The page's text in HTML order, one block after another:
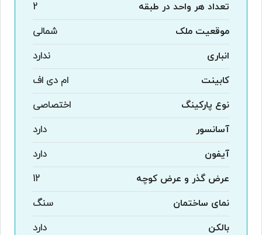
تعداد هر واحد در طبقه
2
موقعیت ملک
شمالی
انباری
ندارد
کابینت
ام دی اف
نوع پارکینگ
اختصاصی
آسانسور
دارد
آیفون
دارد
عرض گذر و عرض کوچه
12
نمای ساختمان
سنگ
بالکن
دارد